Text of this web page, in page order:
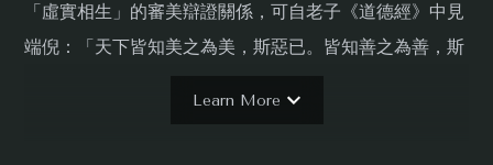
「虛實相生」的審美辯證關係，可自老子《道德經》中見
端倪：「天下皆知美之為美，斯惡已。皆知善之為善，斯
Learn More